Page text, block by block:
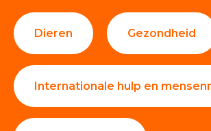
Dieren Gezondheid
Internationale hulp en